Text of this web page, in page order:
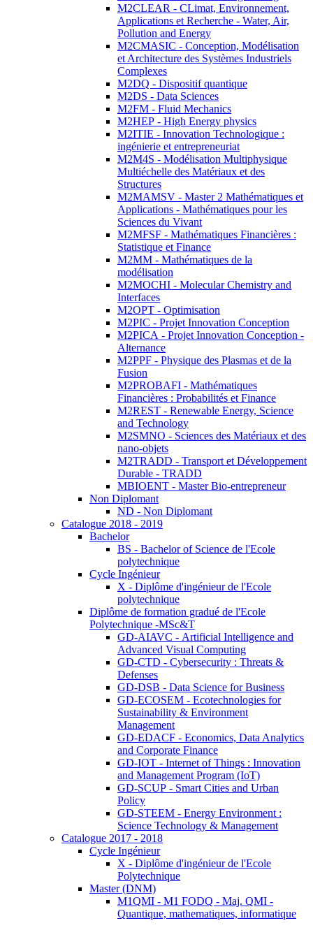
M2CLEAR - CLimat, Environnement,
Applications et Recherche - Water, Air,
Pollution and Energy
M2CMASIC - Conception, Modélisation
et Architecture des Systèmes Industriels
Complexes
M2DQ - Dispositif quantique
M2DS - Data Sciences
M2FM - Fluid Mechanics
M2HEP - High Energy physics
M2ITIE - Innovation Technologique :
ingénierie et entrepreneuriat
M2M4S - Modélisation Multiphysique
Multiéchelle des Matériaux et des
Structures
M2MAMSV - Master 2 Mathématiques et
Applications - Mathématiques pour les
Sciences du Vivant
M2MFSF - Mathématiques Financières :
Statistique et Finance
M2MM - Mathématiques de la
modélisation
M2MOCHI - Molecular Chemistry and
Interfaces
M2OPT - Optimisation
M2PIC - Projet Innovation Conception
M2PICA - Projet Innovation Conception -
Alternance
M2PPF - Physique des Plasmas et de la
Fusion
M2PROBAFI - Mathématiques
Financières : Probabilités et Finance
M2REST - Renewable Energy, Science
and Technology
M2SMNO - Sciences des Matériaux et des
nano-objets
M2TRADD - Transport et Développement
Durable - TRADD
MBIOENT - Master Bio-entrepreneur
Non Diplomant
ND - Non Diplomant
Catalogue 2018 - 2019
Bachelor
BS - Bachelor of Science de l'Ecole
polytechnique
Cycle Ingénieur
X - Diplôme d'ingénieur de l'Ecole
polytechnique
Diplôme de formation gradué de l'Ecole
Polytechnique -MSc&T
GD-AIAVC - Artificial Intelligence and
Advanced Visual Computing
GD-CTD - Cybersecurity : Threats &
Defenses
GD-DSB - Data Science for Business
GD-ECOSEM - Ecotechnologies for
Sustainability & Environment
Management
GD-EDACF - Economics, Data Analytics
and Corporate Finance
GD-IOT - Internet of Things : Innovation
and Management Program (IoT)
GD-SCUP - Smart Cities and Urban
Policy
GD-STEEM - Energy Environment :
Science Technology & Management
Catalogue 2017 - 2018
Cycle Ingénieur
X - Diplôme d'ingénieur de l'Ecole
Polytechnique
Master (DNM)
M1QMI - M1 FODQ - Maj. QMI -
Quantique, mathematiques, informatique